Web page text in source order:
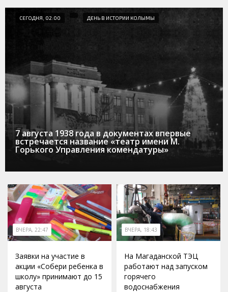
СЕГОДНЯ, 02:00 ДЕНЬ В ИСТОРИИ КОЛЫМЫ
7 августа 1938 года в документах впервые
встречается название «театр имени М.
Горького Управления комендатуры»
ВЧЕРА, 22:47
Заявки на участие в
акции «Собери ребенка в
школу» принимают до 15
августа
ВЧЕРА, 18:43
На Магаданской ТЭЦ
работают над запуском
горячего
водоснабжения